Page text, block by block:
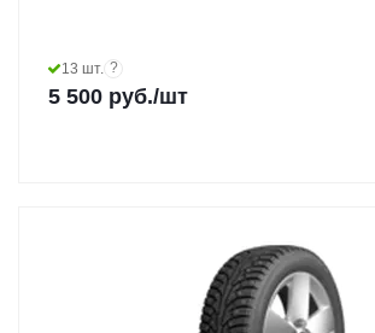
13 шт. ?
5 500 руб./шт